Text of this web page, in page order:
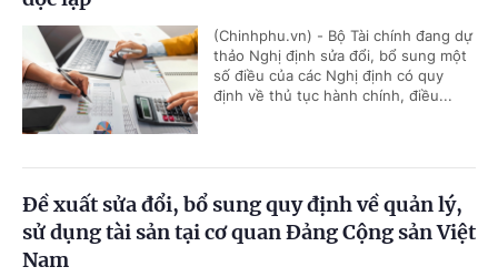
(Chinhphu.vn) - Bộ Tài chính đang dự
thảo Nghị định sửa đổi, bổ sung một
số điều của các Nghị định có quy
định về thủ tục hành chính, điều...
Đề xuất sửa đổi, bổ sung quy định về quản lý,
sử dụng tài sản tại cơ quan Đảng Cộng sản Việt
Nam